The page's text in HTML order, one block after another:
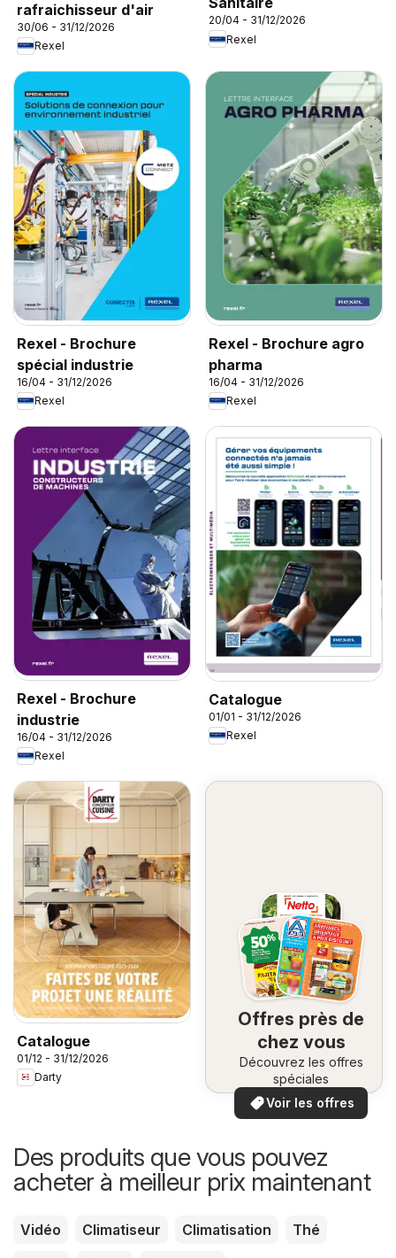
rafraichisseur d'air
30/06 - 31/12/2026
Rexel
20/04 - 31/12/2026
Rexel
Rexel - Brochure
spécial industrie
16/04 - 31/12/2026
Rexel
Rexel - Brochure agro
pharma
16/04 - 31/12/2026
Rexel
Rexel - Brochure
industrie
16/04 - 31/12/2026
Rexel
Catalogue
01/01 - 31/12/2026
Rexel
Catalogue
01/12 - 31/12/2026
Darty
Offres près de
chez vous
Découvrez les offres
spéciales
Voir les offres
Des produits que vous pouvez
acheter à meilleur prix maintenant
Vidéo Climatiseur Climatisation
Thé